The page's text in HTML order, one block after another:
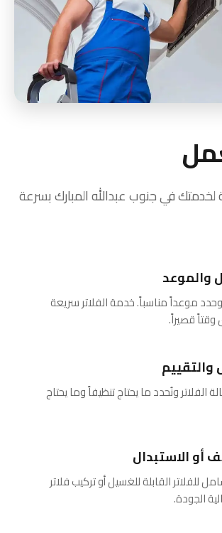
في جنوب عبدالله المبارك بسرعة
والموعد
موعداً مناسباً. خدمة الفلاتر سريعة
قصيراً.
الفلاتر ونُحدد ما يحتاج تنظيفاً وما يحتاج
أو الاستبدال
للفلاتر القابلة للغسيل أو تركيب فلاتر
الجودة.